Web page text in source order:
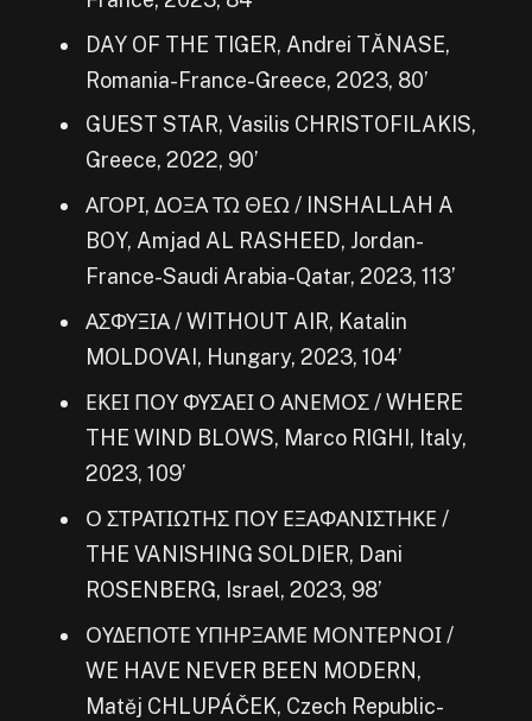
DAY OF THE TIGER, Andrei TĂNASE,
Romania-France-Greece, 2023, 80’
GUEST STAR, Vasilis CHRISTOFILAKIS,
Greece, 2022, 90’
ΑΓΟΡΙ, ΔΟΞΑ ΤΩ ΘΕΩ / INSHALLAH A
BOY, Amjad AL RASHEED, Jordan-
France-Saudi Arabia-Qatar, 2023, 113’
ΑΣΦΥΞΙΑ / WITHOUT AIR, Katalin
MOLDOVAI, Hungary, 2023, 104’
ΕΚΕΙ ΠΟΥ ΦΥΣΑΕΙ Ο ΑΝΕΜΟΣ / WHERE
THE WIND BLOWS, Marco RIGHI, Italy,
2023, 109’
Ο ΣΤΡΑΤΙΩΤΗΣ ΠΟΥ ΕΞΑΦΑΝΙΣΤΗΚΕ /
THE VANISHING SOLDIER, Dani
ROSENBERG, Israel, 2023, 98’
ΟΥΔΕΠΟΤΕ ΥΠΗΡΞΑΜΕ ΜΟΝΤΕΡΝΟΙ /
WE HAVE NEVER BEEN MODERN,
Matěj CHLUPÁČEK, Czech Republic-